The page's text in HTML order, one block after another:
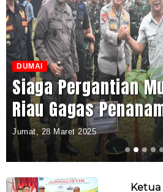
DUMAI
Siaga Pergantian
Riau Gagas
Jumat, 28 Maret 2025
Ketua